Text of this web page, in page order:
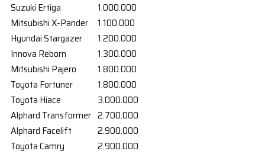
Suzuki Ertiga
1.000.000
Mitsubishi X-Pander
1.100.000
Hyundai Stargazer
1.200.000
Innova Reborn
1.300.000
Mitsubishi Pajero
1.800.000
Toyota Fortuner
1.800.000
Toyota Hiace
3.000.000
Alphard Transformer 2.700.000
Alphard Facelift
2.900.000
Toyota Camry
2.900.000